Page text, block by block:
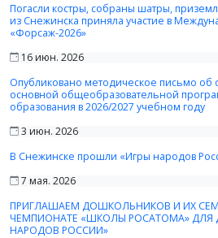
Погасли костры, собраны шатры,
из Снежинска приняла участие в
«Форсаж-2026»
16 июн. 2026
Опубликовано методическое письмо об
основной общеобразовательной
образования в 2026/2027 учебном году
3 июн. 2026
В Снежинске прошли «Игры народов
7 мая. 2026
ПРИГЛАШАЕМ ДОШКОЛЬНИКОВ И ИХ
ЧЕМПИОНАТЕ «ШКОЛЫ РОСАТОМА» ДЛЯ
НАРОДОВ РОССИИ»